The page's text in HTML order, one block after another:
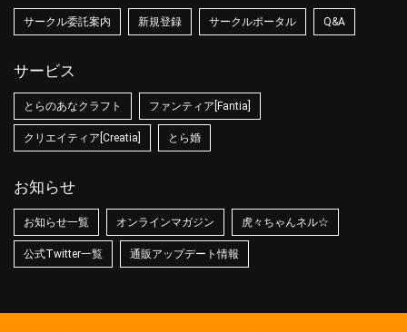
サークル委託案内 新規登録 サークルポータル Q&A
サービス
とらのあなクラフト ファンティア[Fantia]
クリエイティア[Creatia] とら婚
お知らせ
お知らせ一覧 オンラインマガジン 虎々ちゃんネル☆
公式Twitter一覧 通販アップデート情報